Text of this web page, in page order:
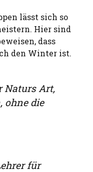
lässt sich so
Hier sind
dass
den Winter ist.
Naturs Art,
ohne die
für